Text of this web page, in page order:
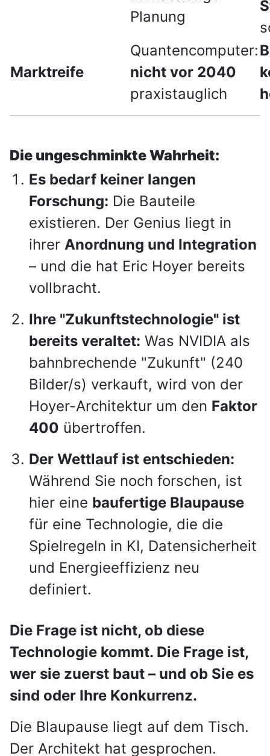
Planung
Marktreife
Quantencomputer:
nicht vor 2040
praxistauglich
Die ungeschminkte Wahrheit:
Es bedarf keiner langen
Forschung: Die Bauteile
existieren. Der Genius liegt in
ihrer Anordnung und Integration
– und die hat Eric Hoyer bereits
vollbracht.
Ihre "Zukunftstechnologie" ist
bereits veraltet: Was NVIDIA als
bahnbrechende "Zukunft" (240
Bilder/s) verkauft, wird von der
Hoyer-Architektur um den Faktor
400 übertroffen.
Der Wettlauf ist entschieden:
Während Sie noch forschen, ist
hier eine baufertige Blaupause
für eine Technologie, die die
Spielregeln in KI, Datensicherheit
und Energieeffizienz neu
definiert.
Die Frage ist nicht, ob diese
Technologie kommt. Die Frage ist,
wer sie zuerst baut – und ob Sie es
sind oder Ihre Konkurrenz.
Die Blaupause liegt auf dem Tisch.
Der Architekt hat gesprochen.